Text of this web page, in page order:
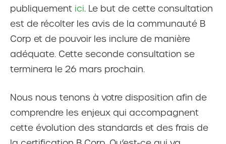
publiquement ici. Le but de cette consultation
est de récolter les avis de la communauté B
Corp et de pouvoir les inclure de manière
adéquate. Cette seconde consultation se
terminera le 26 mars prochain.
Nous nous tenons à votre disposition afin de
comprendre les enjeux qui accompagnent
cette évolution des standards et des frais de